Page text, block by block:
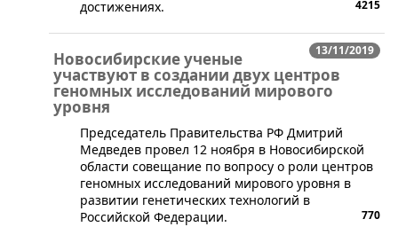
достижениях.
4215
13/11/2019
Новосибирские ученые
участвуют в создании двух центров
геномных исследований мирового
уровня
​Председатель Правительства РФ Дмитрий
Медведев провел 12 ноября в Новосибирской
области совещание по вопросу о роли центров
геномных исследований мирового уровня в
развитии генетических технологий в
Российской Федерации.
770